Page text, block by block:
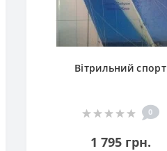
Вітрильний спорт
0
1 795 грн.